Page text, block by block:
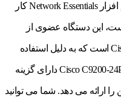
از قابلیت PoE+ پشتیبانی می کند و با نرم افزار Network Essentials کار
این دستگاه عضوی از
سوئیچ سیسکو سری Cisco Catalyst® 9200 است که به دلیل استفاده
ساده ای که دارند شناخته شده است. Cisco C9200-24P-E دارای گزینه
ارائه می دهد. شما می توانید